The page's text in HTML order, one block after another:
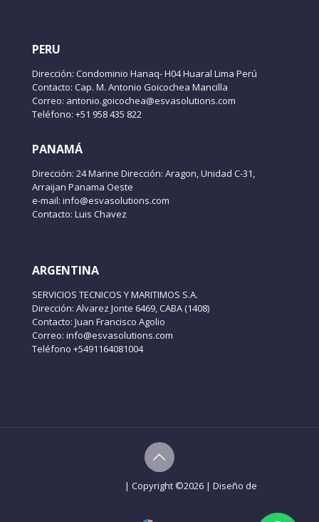
PERU
Dirección: Condominio Hanaq- H04 Huaral Lima Perú
Contacto: Cap. M. Antonio Goicochea Mancilla
Correo: antonio.goicochea@esvasolutions.com
Teléfono: +51 958 435 822
PANAMÁ
Dirección: 24 Marine Dirección: Aragon, Unidad C-31,
Arraijan Panama Oeste
e-mail: info@esvasolutions.com
Contacto: Luis Chavez
ARGENTINA
SERVICIOS TECNICOS Y MARITIMOS S.A.
Dirección: Alvarez Jonte 6469, CABA (1408)
Contacto: Juan Francisco Agolio
Correo: info@esvasolutions.com
Teléfono +5491164081004
| Copyright ©2026 | Diseño de